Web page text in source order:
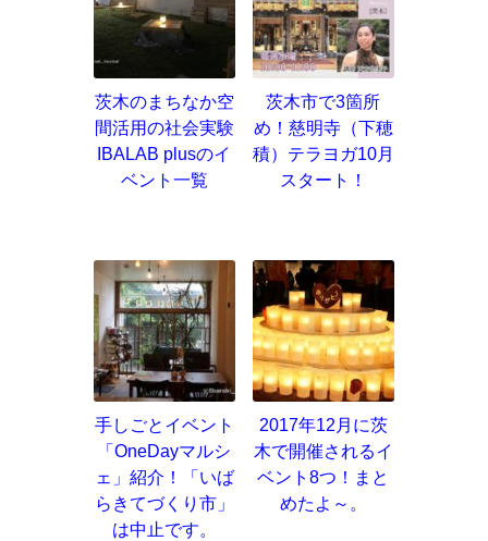
茨木のまちなか空
間活用の社会実験
IBALAB plusのイ
ベント一覧
茨木市で3箇所
め！慈明寺（下穂
積）テラヨガ10月
スタート！
手しごとイベント
「OneDayマルシ
ェ」紹介！「いば
らきてづくり市」
は中止です。
2017年12月に茨
木で開催されるイ
ベント8つ！まと
めたよ～。